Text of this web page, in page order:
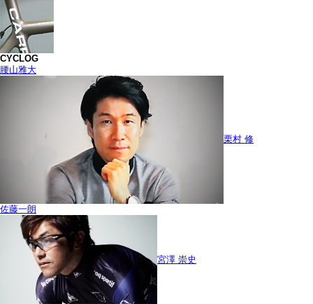
CYCLOG
腰山雅大
栗村 修
佐藤一朗
宮澤 崇史